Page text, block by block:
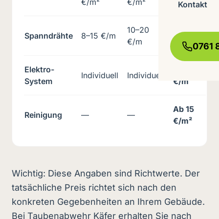
Kontakt
0761
€/m² €/m² €/m²
Spanndrähte 8–15 €/m
10–20
€/m
18–35
€/m
Elektro-
System
Individuell Individuell
€/m
Reinigung — —
Ab 15
€/m²
Wichtig: Diese Angaben sind Richtwerte. Der
tatsächliche Preis richtet sich nach den
konkreten Gegebenheiten an Ihrem Gebäude.
Bei Taubenabwehr Käfer erhalten Sie nach